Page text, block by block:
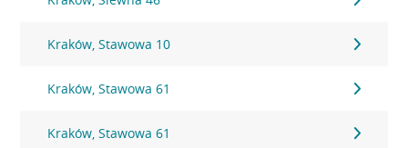
Kraków, Stawowa 10
Kraków, Stawowa 61
Kraków, Stawowa 61